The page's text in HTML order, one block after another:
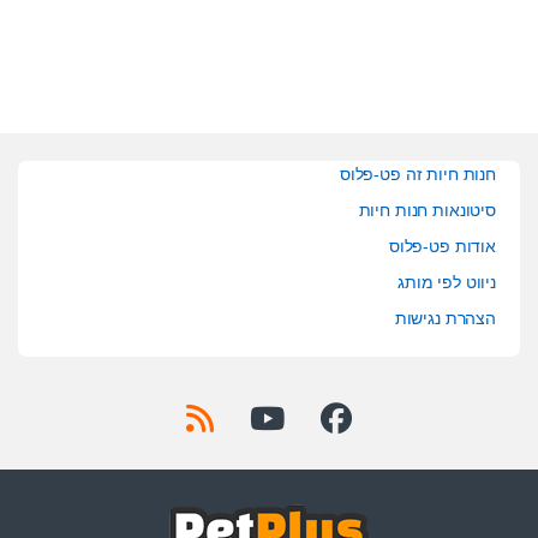
חנות חיות זה פט-פלוס
סיטונאות חנות חיות
אודות פט-פלוס
ניווט לפי מותג
הצהרת נגישות